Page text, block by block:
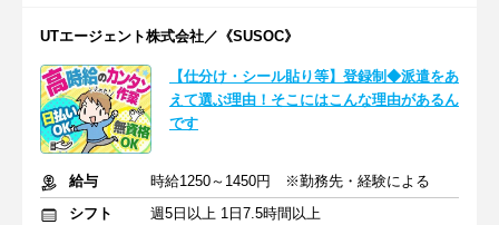
UTエージェント株式会社／《SUSOC》
【仕分け・シール貼り等】登録制◆派遣をあ
えて選ぶ理由！そこにはこんな理由があるん
です
給与
時給1250～1450円 ※勤務先・経験による
シフト
週5日以上 1日7.5時間以上